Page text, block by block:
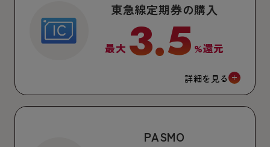
東急線定期券の購入
最大 3.5 %還元
詳細を見る
PASMO